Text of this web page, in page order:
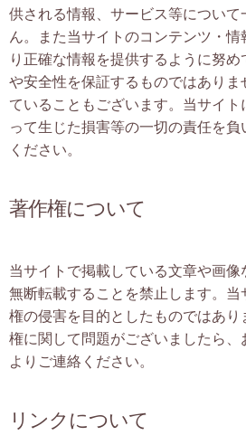
供される情報、サービス等につい
ん。また当サイトのコンテンツ・
り正確な情報を提供するように努
や安全性を保証するものではありま
ていることもございます。当サイト
って生じた損害等の一切の責任を
ください。
著作権について
当サイトで掲載している文章や画像
無断転載することを禁止します。当
権の侵害を目的としたものではあり
権に関して問題がございましたら、
よりご連絡ください。
リンクについて